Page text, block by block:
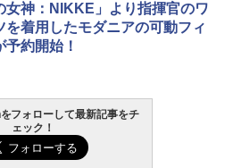
女神：NIKKE」より指揮官のワ
を着用したモダニアの可動フィ
予約開始！
フォローして最新記事をチ
ェック！